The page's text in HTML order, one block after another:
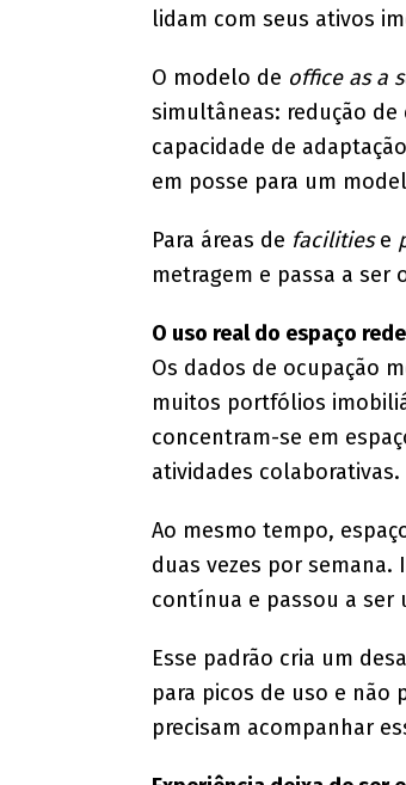
lidam com seus ativos
O modelo de office as a
simultâneas: redução
capacidade de
em posse para um
Para áreas de facilitiese
metragem e passa a ser
O uso real do espaço
Os dados de ocupação
muitos portfólios
concentram-se em
atividades colaborativas.
Ao mesmo tempo,
duas vezes por
contínua e passou a
Esse padrão cria um
para picos de uso e não
precisam acompanhar